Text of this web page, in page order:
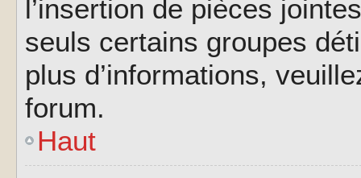
l’insertion de pièces
seuls certains groupes
plus d’informations,
forum.
Haut